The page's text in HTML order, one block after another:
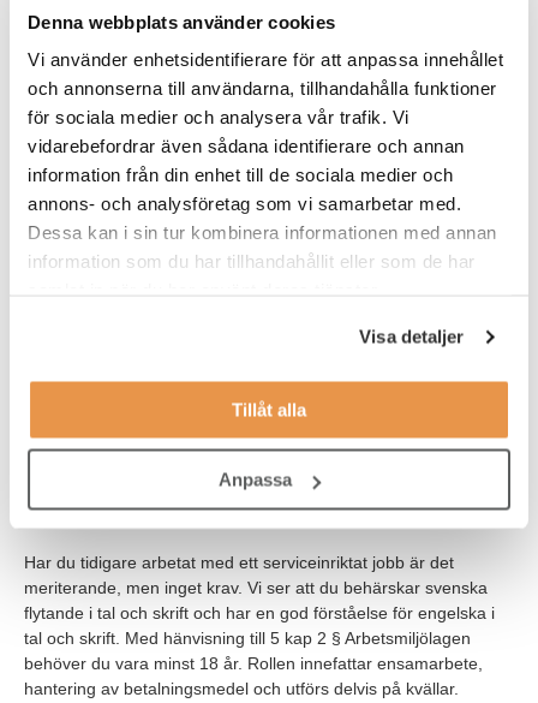
Denna webbplats använder cookies
Vi använder enhetsidentifierare för att anpassa innehållet
och annonserna till användarna, tillhandahålla funktioner
för sociala medier och analysera vår trafik. Vi
vidarebefordrar även sådana identifierare och annan
information från din enhet till de sociala medier och
annons- och analysföretag som vi samarbetar med.
Dessa kan i sin tur kombinera informationen med annan
information som du har tillhandahållit eller som de har
Visa detaljer
Tillåt alla
Anpassa
hjälp har du avstämningar med en area manager, och under
introduktionen tar du del av vilka rutiner som du behöver ha koll
Våra förväntningar
Vi söker dig som:
har ett intresse för service
tycker träning och hälsa är intressant
tycker om att bygga relationer med medlemmar
ser en långsiktighet med jobbet på Fitness24Seven
är minst 18 år gammal
Har du tidigare arbetat med ett serviceinriktat jobb är det
meriterande, men inget krav. Vi ser att du behärskar svenska
flytande i tal och skrift och har en god förståelse för engelska i
tal och skrift. Med hänvisning till 5 kap 2 § Arbetsmiljölagen
behöver du vara minst 18 år. Rollen innefattar ensamarbete,
hantering av betalningsmedel och utförs delvis på kvällar.